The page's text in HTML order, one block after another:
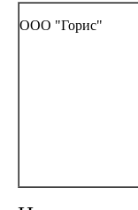
ООО "Горис"